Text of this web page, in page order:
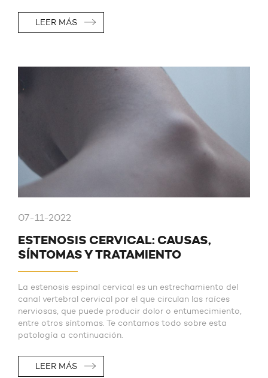
LEER MÁS
07-11-2022
ESTENOSIS CERVICAL: CAUSAS,
SÍNTOMAS Y TRATAMIENTO
La estenosis espinal cervical es un estrechamiento del
canal vertebral cervical por el que circulan las raíces
nerviosas, que puede producir dolor o entumecimiento,
entre otros síntomas. Te contamos todo sobre esta
patología a continuación.
LEER MÁS